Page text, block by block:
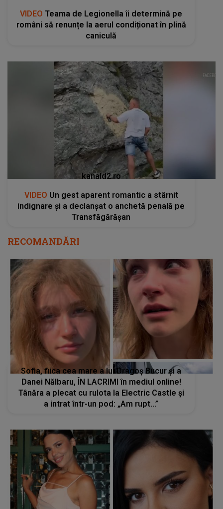
VIDEO Teama de Legionella îi determină pe
români să renunțe la aerul condiționat în plină
caniculă
kanald2.ro
VIDEO Un gest aparent romantic a stârnit
indignare și a declanșat o anchetă penală pe
Transfăgărășan
RECOMANDĂRI
Sofia, fiica cea mare a lui Dragoș Bucur și a
Danei Nălbaru, ÎN LACRIMI în mediul online!
Tânăra a plecat cu rulota la Electric Castle și
a intrat într-un pod: „Am rupt...”